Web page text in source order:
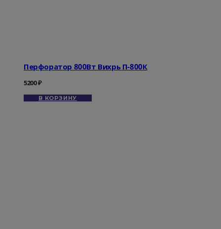
Перфоратор 800Вт Вихрь П-800К
5200₽
В КОРЗИНУ